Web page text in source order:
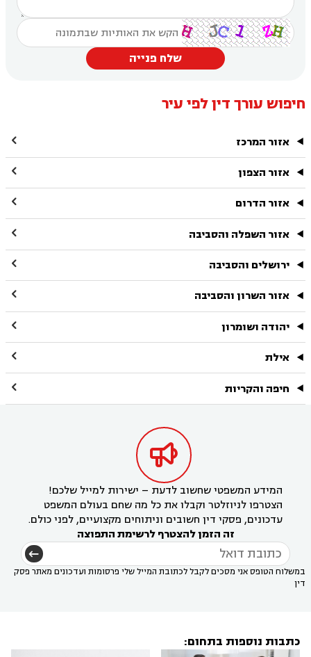
שלח פנייה
חיפוש עורך דין לפי עיר
אזור המרכז 
אזור הצפון 
אזור הדרום 
אזור השפלה והסביבה 
ירושלים והסביבה 
אזור השרון והסביבה 
יהודה ושומרון 
אילת 
חיפה והקריות 

המידע המשפטי שחשוב לדעת – ישירות למייל שלכם!
הצטרפו לניוזלטר וקבלו את כל מה שחם בעולם המשפט
עדכונים, פסקי דין חשובים וניתוחים מקצועיים, לפני כולם.
זה הזמן להצטרף לרשימת התפוצה
במשלוח הטופס אני מסכים לקבל לכתובת המייל שלי פרסומות ועדכונים מאתר פסק
דין
כתבות נוספות בתחום: